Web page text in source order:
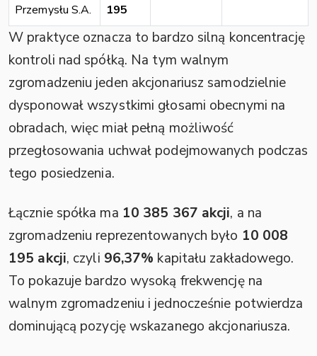
Przemysłu S.A.
195
W praktyce oznacza to bardzo silną koncentrację
kontroli nad spółką. Na tym walnym
zgromadzeniu jeden akcjonariusz samodzielnie
dysponował wszystkimi głosami obecnymi na
obradach, więc miał pełną możliwość
przegłosowania uchwał podejmowanych podczas
tego posiedzenia.
Łącznie spółka ma 10 385 367 akcji, a na
zgromadzeniu reprezentowanych było 10 008
195 akcji, czyli 96,37% kapitału zakładowego.
To pokazuje bardzo wysoką frekwencję na
walnym zgromadzeniu i jednocześnie potwierdza
dominującą pozycję wskazanego akcjonariusza.